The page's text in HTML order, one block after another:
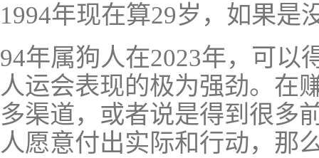
1994年现在算29岁，如果是
94年属狗人在2023年，可以
人运会表现的极为强劲。在
多渠道，或者说是得到很多
人愿意付出实际和行动，那